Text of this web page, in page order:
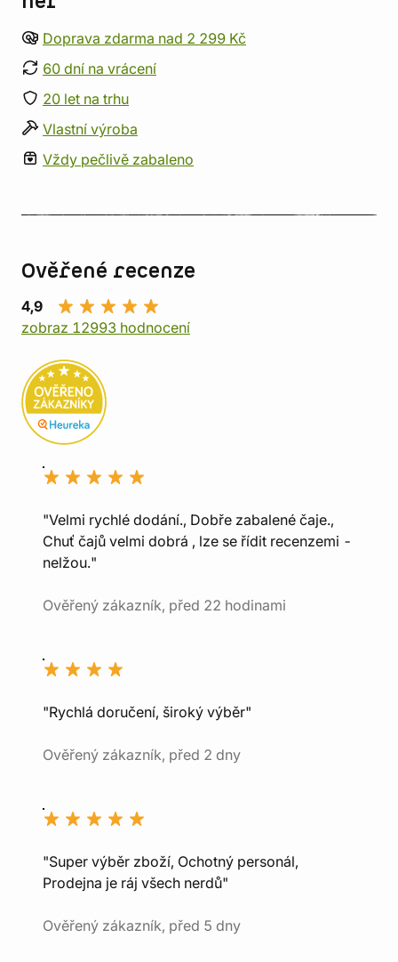
Doprava zdarma nad 2 299 Kč
60 dní na vrácení
20 let na trhu
Vlastní výroba
Vždy pečlivě zabaleno
Ověřené recenze
4,9
zobraz 12993 hodnocení
"Velmi rychlé dodání., Dobře zabalené čaje.,
Chuť čajů velmi dobrá , lze se řídit recenzemi -
nelžou."
Ověřený zákazník, před 22 hodinami
"Rychlá doručení, široký výběr"
Ověřený zákazník, před 2 dny
"Super výběr zboží, Ochotný personál,
Prodejna je ráj všech nerdů"
Ověřený zákazník, před 5 dny